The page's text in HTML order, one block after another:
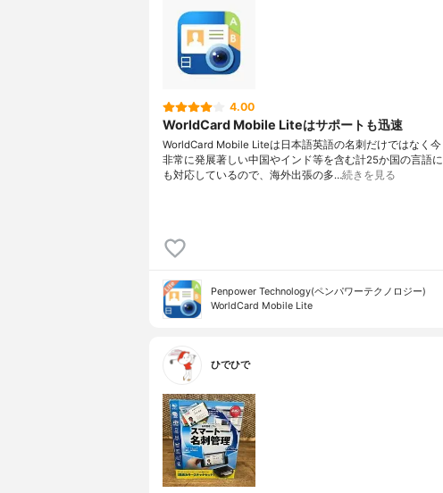
4.00
WorldCard Mobile Liteはサポートも迅速
WorldCard Mobile Liteは日本語英語の名刺だけではなく今
非常に発展著しい中国やインド等を含む計25か国の言語に
も対応しているので、海外出張の多…続きを見る
Penpower Technology(ペンパワーテクノロジー)
WorldCard Mobile Lite
ひでひで